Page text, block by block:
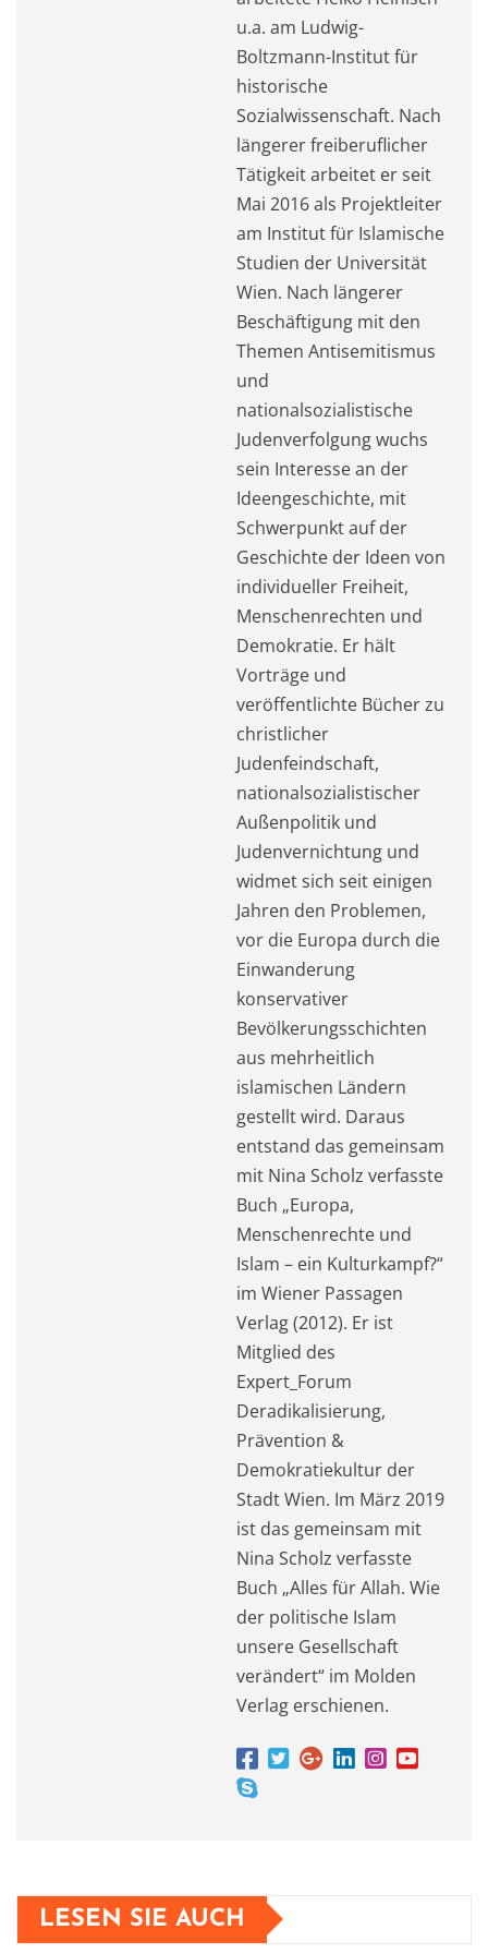
u.a. am Ludwig-
Boltzmann-Institut für
historische
Sozialwissenschaft. Nach
längerer freiberuflicher
Tätigkeit arbeitet er seit
Mai 2016 als Projektleiter
am Institut für Islamische
Studien der Universität
Wien. Nach längerer
Beschäftigung mit den
Themen Antisemitismus
und
nationalsozialistische
Judenverfolgung wuchs
sein Interesse an der
Ideengeschichte, mit
Schwerpunkt auf der
Geschichte der Ideen von
individueller Freiheit,
Menschenrechten und
Demokratie. Er hält
Vorträge und
veröffentlichte Bücher zu
christlicher
Judenfeindschaft,
nationalsozialistischer
Außenpolitik und
Judenvernichtung und
widmet sich seit einigen
Jahren den Problemen,
vor die Europa durch die
Einwanderung
konservativer
Bevölkerungsschichten
aus mehrheitlich
islamischen Ländern
gestellt wird. Daraus
entstand das gemeinsam
mit Nina Scholz verfasste
Buch „Europa,
Menschenrechte und
Islam – ein Kulturkampf?“
im Wiener Passagen
Verlag (2012). Er ist
Mitglied des
Expert_Forum
Deradikalisierung,
Prävention &
Demokratiekultur der
Stadt Wien. Im März 2019
ist das gemeinsam mit
Nina Scholz verfasste
Buch „Alles für Allah. Wie
der politische Islam
unsere Gesellschaft
verändert“ im Molden
Verlag erschienen.
LESEN SIE AUCH